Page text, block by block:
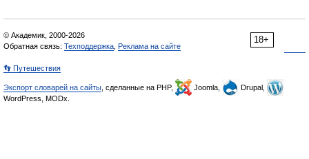
18+
© Академик, 2000-2026
Обратная связь: Техподдержка Реклама на сайте
👣 Путешествия
Экспорт словарей на сайты , сделанные на PHP, Joomla,
Drupal,
WordPress, MODx.